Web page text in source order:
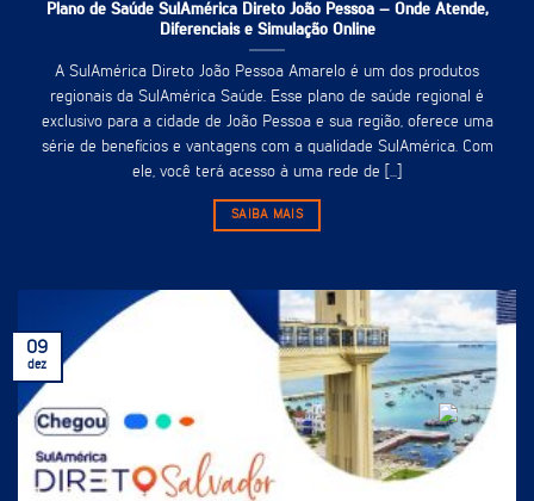
Plano de Saúde SulAmérica Direto João Pessoa – Onde Atende,
Diferenciais e Simulação Online
A SulAmérica Direto João Pessoa Amarelo é um dos produtos
regionais da SulAmérica Saúde. Esse plano de saúde regional é
exclusivo para a cidade de João Pessoa e sua região, oferece uma
série de benefícios e vantagens com a qualidade SulAmérica. Com
ele, você terá acesso à uma rede de [...]
SAIBA MAIS
09
dez